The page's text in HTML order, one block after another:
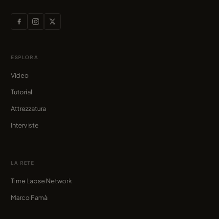
ESPLORA
Video
Tutorial
Attrezzatura
Interviste
LA RETE
Time Lapse Network
Marco Famà